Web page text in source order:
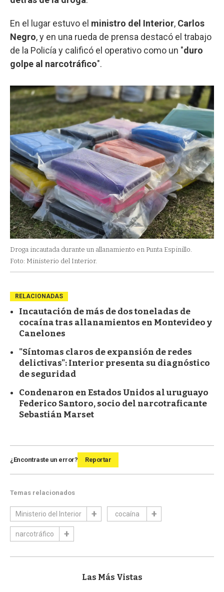
En el lugar estuvo el ministro del Interior, Carlos
Negro, y en una rueda de prensa destacó el trabajo
de la Policía y calificó el operativo como un "duro
golpe al narcotráfico".
Droga incautada durante un allanamiento en Punta Espinillo.
Foto: Ministerio del Interior.
RELACIONADAS
Incautación de más de dos toneladas de
cocaína tras allanamientos en Montevideo y
Canelones
"Síntomas claros de expansión de redes
delictivas": Interior presenta su diagnóstico
de seguridad
Condenaron en Estados Unidos al uruguayo
Federico Santoro, socio del narcotraficante
Sebastián Marset
¿Encontraste un error? Reportar
Temas relacionados
Ministerio del Interior cocaína
narcotráfico
Las Más Vistas